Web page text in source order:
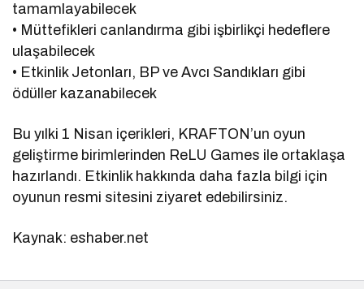
tamamlayabilecek
• Müttefikleri canlandırma gibi işbirlikçi hedeflere
ulaşabilecek
• Etkinlik Jetonları, BP ve Avcı Sandıkları gibi
ödüller kazanabilecek
Bu yılki 1 Nisan içerikleri, KRAFTON’un oyun
geliştirme birimlerinden ReLU Games ile ortaklaşa
hazırlandı. Etkinlik hakkında daha fazla bilgi için
oyunun resmi sitesini ziyaret edebilirsiniz.
Kaynak: eshaber.net